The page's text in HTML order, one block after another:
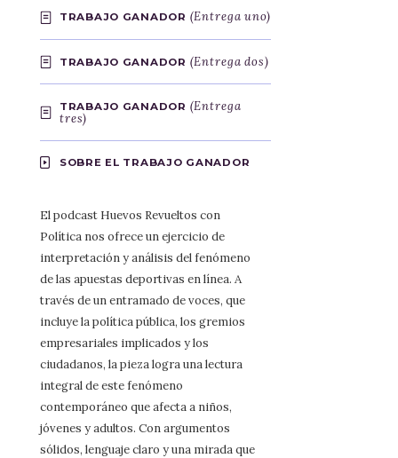
TRABAJO GANADOR (Entrega uno)
TRABAJO GANADOR (Entrega dos)
TRABAJO GANADOR (Entrega
tres)
SOBRE EL TRABAJO GANADOR
El podcast Huevos Revueltos con
Política nos ofrece un ejercicio de
interpretación y análisis del fenómeno
de las apuestas deportivas en línea. A
través de un entramado de voces, que
incluye la política pública, los gremios
empresariales implicados y los
ciudadanos, la pieza logra una lectura
integral de este fenómeno
contemporáneo que afecta a niños,
jóvenes y adultos. Con argumentos
sólidos, lenguaje claro y una mirada que